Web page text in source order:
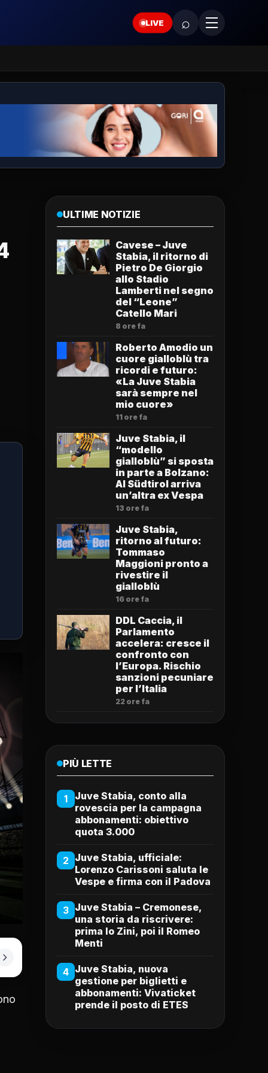
LIVE ⌕
ULTIME NOTIZIE
Cavese – Juve
Stabia, il ritorno di
Pietro De Giorgio
allo Stadio
Lamberti nel segno
del “Leone”
Catello Mari
8 ore fa
Roberto Amodio un
cuore gialloblù tra
ricordi e futuro:
«La Juve Stabia
sarà sempre nel
mio cuore»
11 ore fa
Juve Stabia, il
“modello
gialloblù” si sposta
in parte a Bolzano:
Al Südtirol arriva
un’altra ex Vespa
13 ore fa
Juve Stabia,
ritorno al futuro:
Tommaso
Maggioni pronto a
rivestire il
gialloblù
16 ore fa
DDL Caccia, il
Parlamento
accelera: cresce il
confronto con
l’Europa. Rischio
sanzioni pecuniare
per l’Italia
22 ore fa
PIÙ LETTE
1
Juve Stabia, conto alla
rovescia per la campagna
abbonamenti: obiettivo
quota 3.000
2 Juve Stabia, ufficiale:
Lorenzo Carissoni saluta le
Vespe e firma con il Padova
3 Juve Stabia – Cremonese,
una storia da riscrivere:
prima lo Zini, poi il Romeo
Menti
4 Juve Stabia, nuova
gestione per biglietti e
abbonamenti: Vivaticket
prende il posto di ETES